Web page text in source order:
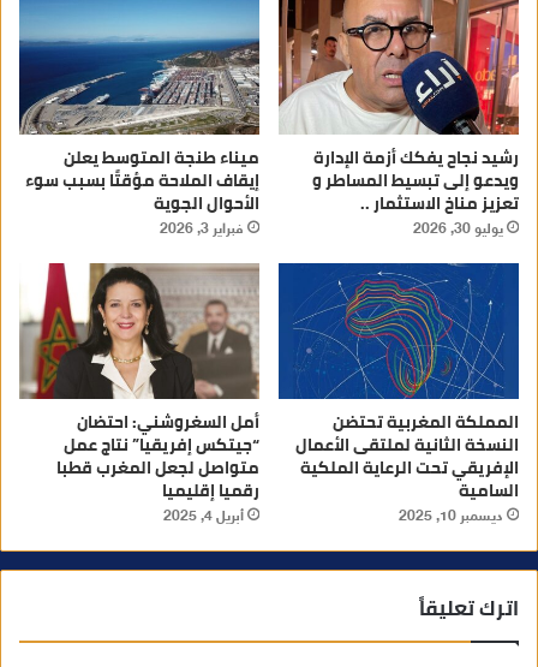
رشيد نجاح يفكك أزمة الإدارة
ويدعو إلى تبسيط المساطر و
تعزيز مناخ الاستثمار ..
يوليو 30, 2026
ميناء طنجة المتوسط يعلن
إيقاف الملاحة مؤقتًا بسبب سوء
الأحوال الجوية
فبراير 3, 2026
المملكة المغربية تحتضن
النسخة الثانية لملتقى الأعمال
الإفريقي تحت الرعاية الملكية
السامية
ديسمبر 10, 2025
أمل السغروشني: احتضان
“جيتكس إفريقيا” نتاج عمل
متواصل لجعل المغرب قطبا
رقميا إقليميا
أبريل 4, 2025
اترك تعليقاً